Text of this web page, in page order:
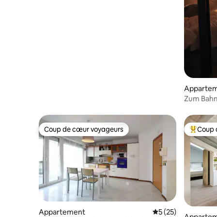
Zum
fer
Coup de cœur voyageurs
Coup de cœur voyageurs
Appartement Évaluation
5 (25)
Coups
Coup